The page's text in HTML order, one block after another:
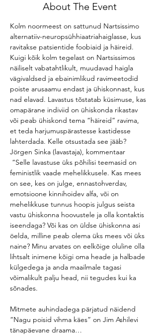
About The Event
Kolm noormeest on sattunud Nartsissimo
alternatiiv-neuropsühhiaatriahaiglasse, kus
ravitakse patsientide foobiaid ja häireid.
Kuigi kõik kolm tegelast on Nartsissimos
näiliselt vabatahtlikult, muudavad haigla
vägivaldsed ja ebainimlikud ravimeetodid
poiste arusaamu endast ja ühiskonnast, kus
nad elavad. Lavastus tõstatab küsimuse, kas
omapärane indiviid on ühiskonda rikastav
või peab ühiskond tema “häireid” ravima,
et teda harjumuspärastesse kastidesse
lahterdada. Kelle otsustada see jääb?
Jörgen Sinka (lavastaja), kommentaar
“Selle lavastuse üks põhilisi teemasid on
feministlik vaade mehelikkusele. Kas mees
on see, kes on julge, ennastohverdav,
emotsioone kinnihoidev alfa, või on
mehelikkuse tunnus hoopis julgus seista
vastu ühiskonna hoovustele ja olla kontaktis
iseendaga? Või kas on üldse ühiskonna asi
öelda, milline peab olema üks mees või üks
naine? Minu arvates on eelkõige oluline olla
lihtsalt inimene kõigi oma heade ja halbade
külgedega ja anda maailmale tagasi
võimalikult palju head, nii tegudes kui ka
sõnades.
Mitmete auhindadega pärjatud näidend
“Nagu poisid vihma käes” on Jim Ashilevi
tänapäevane draama…